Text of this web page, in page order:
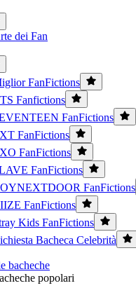
dei Fan
FanFictions
Fanfictions
FanFictions
FanFictions
FanFictions
FanFictions
FanFictions
FanFictions
Kids FanFictions
Bacheca Celebrità
bacheche
popolari